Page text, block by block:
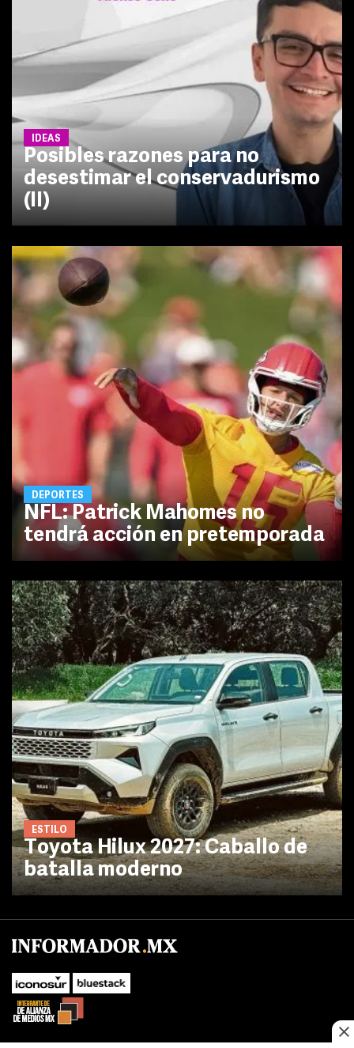
IDEAS
Posibles razones para no
desestimar el conservadurismo
(II)
DEPORTES
NFL: Patrick Mahomes no
tendrá acción en pretemporada
ESTILO
Toyota Hilux 2027: Caballo de
batalla moderno